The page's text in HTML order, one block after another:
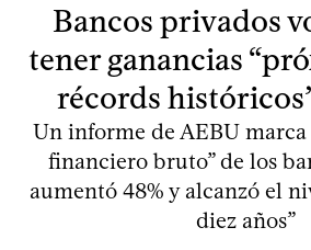
Bancos privados
tener ganancias
récords
Un informe de AEBU marca
financiero bruto” de los
aumentó 48% y alcanzó el
diez años”